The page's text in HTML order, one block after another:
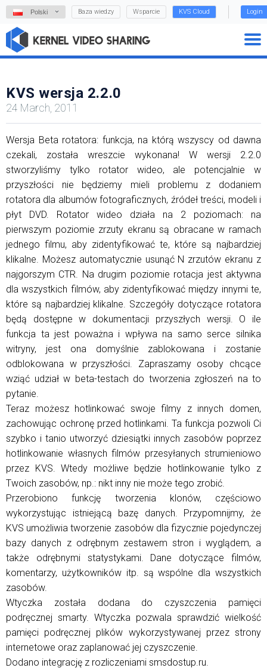
Polski Baza wiedzy Wsparcie KVS Cloud Login
KVS wersja 2.2.0
24 March, 2011
Wersja Beta rotatora: funkcja, na którą wszyscy od dawna
czekali, została wreszcie wykonana! W wersji 2.2.0
stworzyliśmy tylko rotator wideo, ale potencjalnie w
przyszłości nie będziemy mieli problemu z dodaniem
rotatora dla albumów fotograficznych, źródeł treści, modeli i
płyt DVD. Rotator wideo działa na 2 poziomach: na
pierwszym poziomie zrzuty ekranu są obracane w ramach
jednego filmu, aby zidentyfikować te, które są najbardziej
klikalne. Możesz automatycznie usunąć N zrzutów ekranu z
najgorszym CTR. Na drugim poziomie rotacja jest aktywna
dla wszystkich filmów, aby zidentyfikować między innymi te,
które są najbardziej klikalne. Szczegóły dotyczące rotatora
będą dostępne w dokumentacji przyszłych wersji. O ile
funkcja ta jest poważna i wpływa na samo serce silnika
witryny, jest ona domyślnie zablokowana i zostanie
odblokowana w przyszłości. Zapraszamy osoby chcące
wziąć udział w beta-testach do tworzenia zgłoszeń na to
pytanie.
Teraz możesz hotlinkować swoje filmy z innych domen,
zachowując ochronę przed hotlinkami. Ta funkcja pozwoli Ci
szybko i tanio utworzyć dziesiątki innych zasobów poprzez
hotlinkowanie własnych filmów przesyłanych strumieniowo
przez KVS. Wtedy możliwe będzie hotlinkowanie tylko z
Twoich zasobów, np.: nikt inny nie może tego zrobić.
Przerobiono funkcję tworzenia klonów, częściowo
wykorzystując istniejącą bazę danych. Przypomnijmy, że
KVS umożliwia tworzenie zasobów dla fizycznie pojedynczej
bazy danych z odrębnym zestawem stron i wyglądem, a
także odrębnymi statystykami. Dane dotyczące filmów,
komentarzy, użytkowników itp. są wspólne dla wszystkich
zasobów.
Wtyczka została dodana do czyszczenia pamięci
podręcznej smarty. Wtyczka pozwala sprawdzić wielkość
pamięci podręcznej plików wykorzystywanej przez strony
internetowe oraz zaplanować jej czyszczenie.
Dodano integrację z rozliczeniami smsdostup.ru.